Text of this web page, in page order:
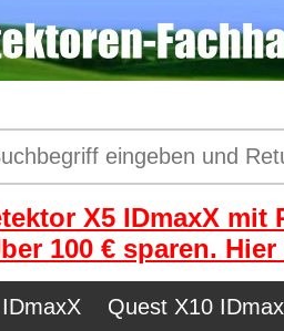
X5 IDmaxX
100 € sparen.
Quest X10